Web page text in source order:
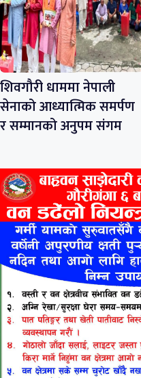
शिवगौरी धाममा नेपाली
सेनाको आध्यात्मिक समर्पण
र सम्मानको अनुपम संगम